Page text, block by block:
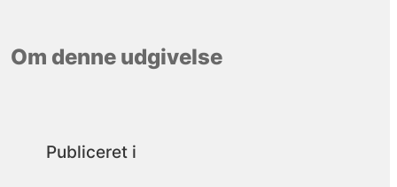
Om denne udgivelse
Publiceret i